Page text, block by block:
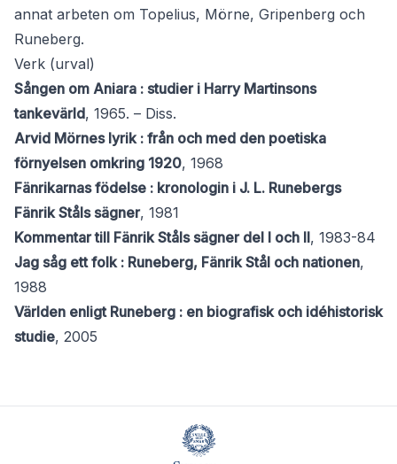
annat arbeten om Topelius, Mörne, Gripenberg och
Runeberg.
Verk (urval)
Sången om Aniara : studier i Harry Martinsons
tankevärld, 1965. – Diss.
Arvid Mörnes lyrik : från och med den poetiska
förnyelsen omkring 1920, 1968
Fänrikarnas födelse : kronologin i J. L. Runebergs
Fänrik Ståls sägner, 1981
Kommentar till Fänrik Ståls sägner del I och II, 1983-84
Jag såg ett folk : Runeberg, Fänrik Stål och nationen,
1988
Världen enligt Runeberg : en biografisk och idéhistorisk
studie, 2005